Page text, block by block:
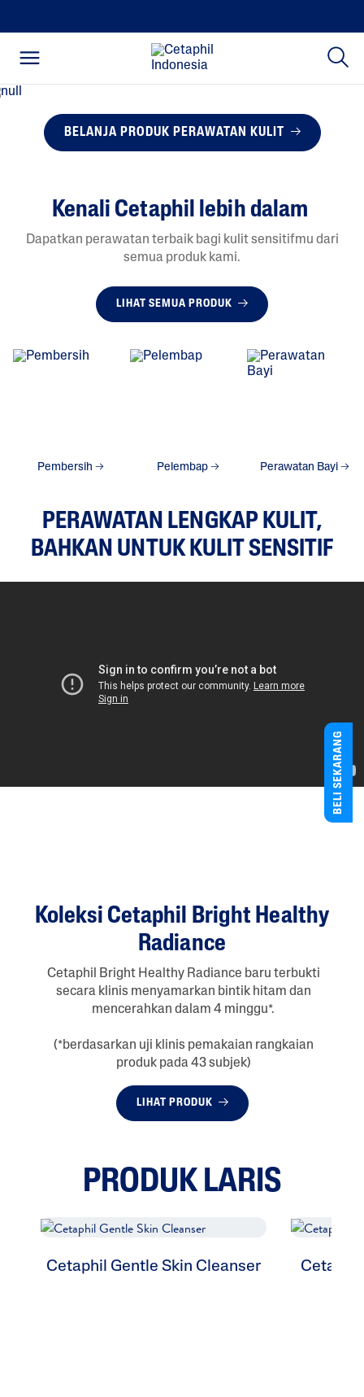
BELANJA PRODUK PERAWATAN KULIT
Kenali Cetaphil lebih dalam
Dapatkan perawatan terbaik bagi kulit sensitifmu dari
semua produk kami.
LIHAT SEMUA PRODUK
Pembersih Pelembap Perawatan Bayi
PERAWATAN LENGKAP KULIT,
BAHKAN UNTUK KULIT SENSITIF
Koleksi Cetaphil Bright Healthy
Radiance
Cetaphil Bright Healthy Radiance baru terbukti
secara klinis menyamarkan bintik hitam dan
mencerahkan dalam 4 minggu*.
(*berdasarkan uji klinis pemakaian rangkaian
produk pada 43 subjek)
LIHAT PRODUK
PRODUK LARIS
Cetaphil Gentle Skin Cleanser
BELI SEKARANG